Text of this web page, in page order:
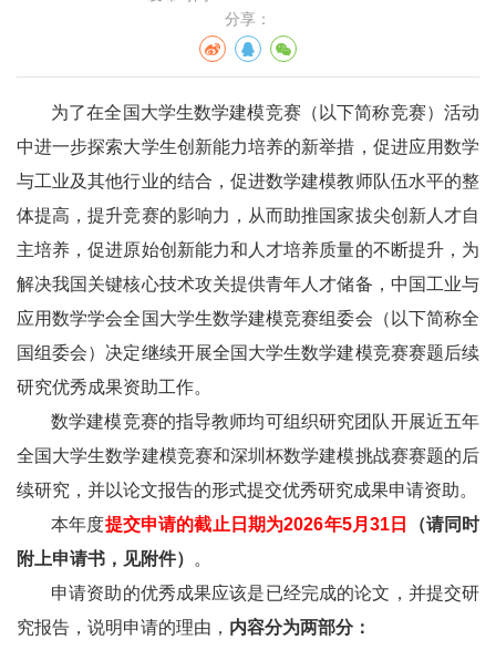
分享：
为了在全国大学生数学建模竞赛（以下简称竞赛）活动
中进一步探索大学生创新能力培养的新举措，促进应用数学
与工业及其他行业的结合，促进数学建模教师队伍水平的整
体提高，提升竞赛的影响力，从而助推国家拔尖创新人才自
主培养，促进原始创新能力和人才培养质量的不断提升，为
解决我国关键核心技术攻关提供青年人才储备，中国工业与
应用数学学会全国大学生数学建模竞赛组委会（以下简称全
国组委会）决定继续开展全国大学生数学建模竞赛赛题后续
研究优秀成果资助工作。
数学建模竞赛的指导教师均可组织研究团队开展近五年
全国大学生数学建模竞赛和深圳杯数学建模挑战赛赛题的后
续研究，并以论文报告的形式提交优秀研究成果申请资助。
本年度提交申请的截止日期为2026年5月31日
（请同时
附上申请书，见附件）
。
申请资助的优秀成果应该是已经完成的论文，并提交研
究报告，说明申请的理由， 内容分为两部分：